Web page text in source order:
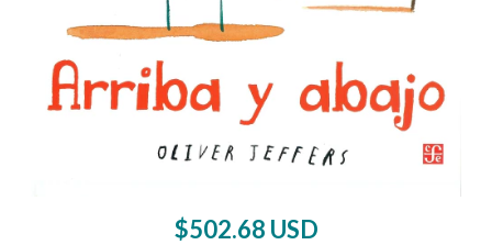
$502.68 USD